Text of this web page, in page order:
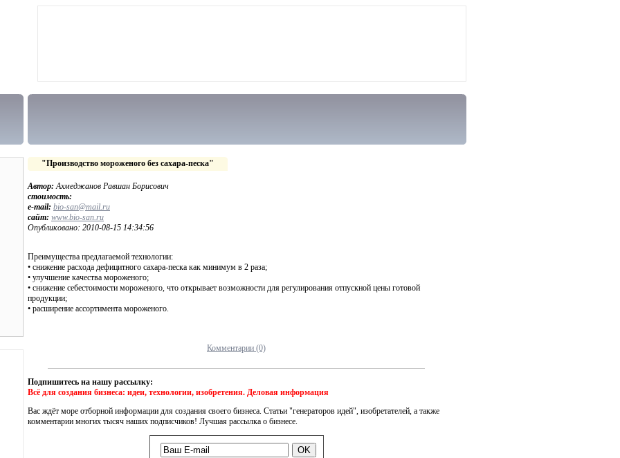
"Производство мороженого без сахара-песка"
Автор: Ахмеджанов Равшан Борисович
стоимость:
e-mail: bio-san@mail.ru
сайт: www.bio-san.ru
Опубликовано: 2010-08-15 14:34:56
Преимущества предлагаемой технологии:
• снижение расхода дефицитного сахара-песка как минимум в 2 раза;
• улучшение качества мороженого;
• снижение себестоимости мороженого, что открывает возможности для регулирования отпускной цены готовой
продукции;
• расширение ассортимента мороженого.
Комментарии (0)
Подпишитесь на нашу рассылку:
Всё для создания бизнеса: идеи, технологии, изобретения. Деловая информация
Вас ждёт море отборной информации для создания своего бизнеса. Статьи "генераторов идей", изобретателей, а также
комментарии многих тысяч наших подписчиков! Лучшая рассылка о бизнесе.